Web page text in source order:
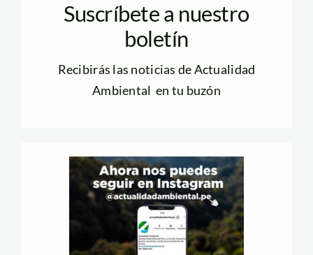
Suscríbete a nuestro
boletín
Recibirás las noticias de Actualidad
Ambiental en tu buzón